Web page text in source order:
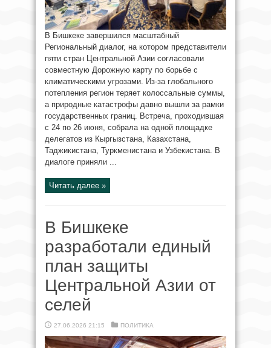
В Бишкеке завершился масштабный
Региональный диалог, на котором представители
пяти стран Центральной Азии согласовали
совместную Дорожную карту по борьбе с
климатическими угрозами. Из-за глобального
потепления регион теряет колоссальные суммы,
а природные катастрофы давно вышли за рамки
государственных границ. Встреча, проходившая
с 24 по 26 июня, собрала на одной площадке
делегатов из Кыргызстана, Казахстана,
Таджикистана, Туркменистана и Узбекистана. В
диалоге приняли ...
Читать далее »
В Бишкеке
разработали единый
план защиты
Центральной Азии от
селей
27.06.2026 21:15 ПОЛИТИКА